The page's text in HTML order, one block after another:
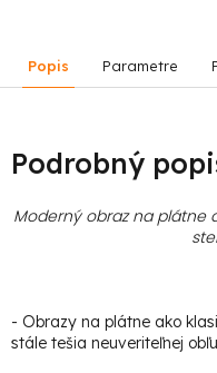
Popis Parametre
Podrobný
Moderný obraz na plátne
- Obrazy na plátne ako
stále tešia neuveriteľnej